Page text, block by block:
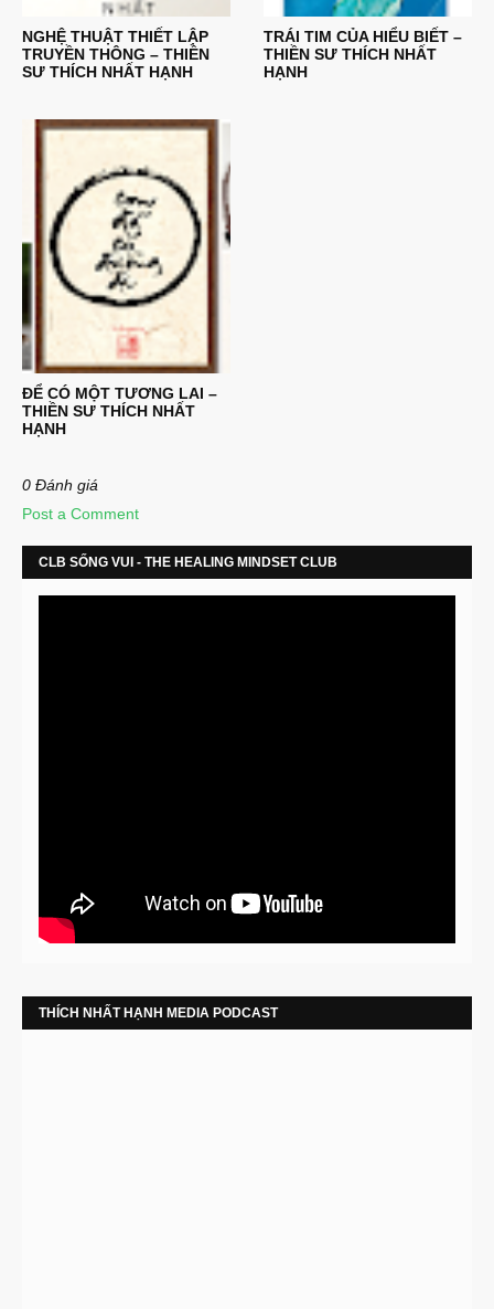
NGHỆ THUẬT THIẾT LẬP
TRUYỀN THÔNG – THIỀN
SƯ THÍCH NHẤT HẠNH
TRÁI TIM CỦA HIỂU BIẾT –
THIỀN SƯ THÍCH NHẤT
HẠNH
ĐỂ CÓ MỘT TƯƠNG LAI –
THIỀN SƯ THÍCH NHẤT
HẠNH
0 Đánh giá
Post a Comment
CLB SỐNG VUI - THE HEALING MINDSET CLUB
THÍCH NHẤT HẠNH MEDIA PODCAST